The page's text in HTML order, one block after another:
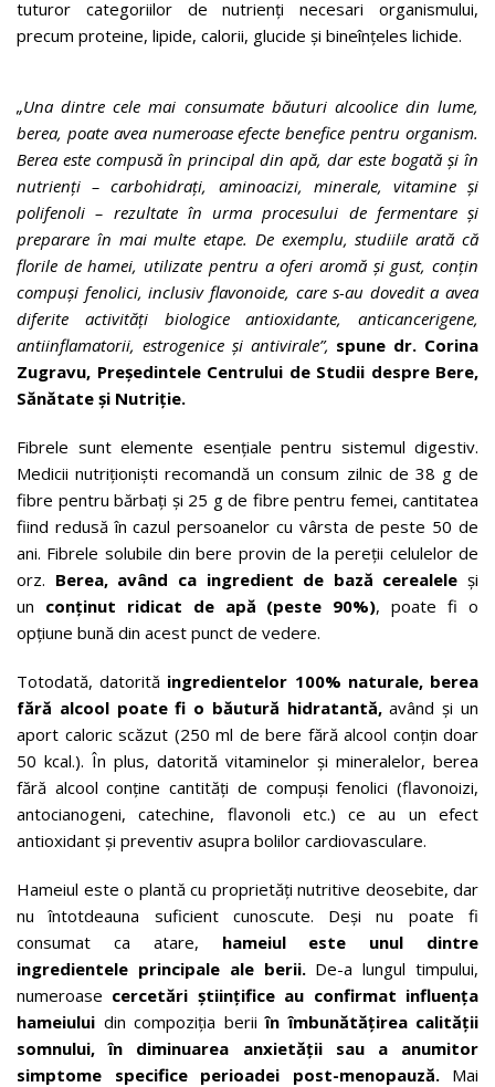
tuturor categoriilor de nutrienți necesari organismului,
precum proteine, lipide, calorii, glucide și bineînțeles lichide.
„Una dintre cele mai consumate băuturi alcoolice din lume,
berea, poate avea numeroase efecte benefice pentru organism.
Berea este compusă în principal din apă, dar este bogată și în
nutrienți – carbohidrați, aminoacizi, minerale, vitamine și
polifenoli – rezultate în urma procesului de fermentare și
preparare în mai multe etape. De exemplu, studiile arată că
florile de hamei, utilizate pentru a oferi aromă și gust, conțin
compuși fenolici, inclusiv flavonoide, care s-au dovedit a avea
diferite activități biologice antioxidante, anticancerigene,
antiinflamatorii, estrogenice și antivirale”, spune dr. Corina
Zugravu, Președintele Centrului de Studii despre Bere,
Sănătate și Nutriție.
Fibrele sunt elemente esențiale pentru sistemul digestiv.
Medicii nutriționiști recomandă un consum zilnic de 38 g de
fibre pentru bărbați și 25 g de fibre pentru femei, cantitatea
fiind redusă în cazul persoanelor cu vârsta de peste 50 de
ani. Fibrele solubile din bere provin de la pereţii celulelor de
orz. Berea, având ca ingredient de bază cerealele și
un conținut ridicat de apă (peste 90%), poate fi o
opțiune bună din acest punct de vedere.
Totodată, datorită ingredientelor 100% naturale, berea
fără alcool poate fi o băutură hidratantă,având și un
aport caloric scăzut (250 ml de bere fără alcool conțin doar
50 kcal.). În plus, datorită vitaminelor și mineralelor, berea
fără alcool conține cantități de compuși fenolici (flavonoizi,
antocianogeni, catechine, flavonoli etc.) ce au un efect
antioxidant și preventiv asupra bolilor cardiovasculare.
Hameiul este o plantă cu proprietăți nutritive deosebite, dar
nu întotdeauna suficient cunoscute. Deși nu poate fi
consumat ca atare, hameiul este unul dintre
ingredientele principale ale berii.De-a lungul timpului,
numeroase cercetări științifice au confirmat influența
hameiului din compoziția beriiîn îmbunătățirea calității
somnului, în diminuarea anxietății sau a anumitor
simptome specifice perioadei post-menopauză. Mai